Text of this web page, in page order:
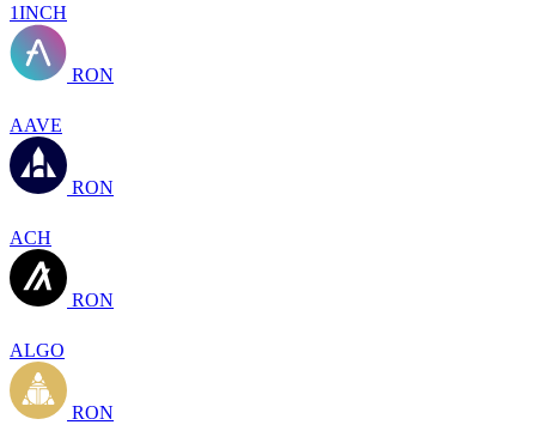
1INCH
RON
AAVE
RON
ACH
RON
ALGO
RON